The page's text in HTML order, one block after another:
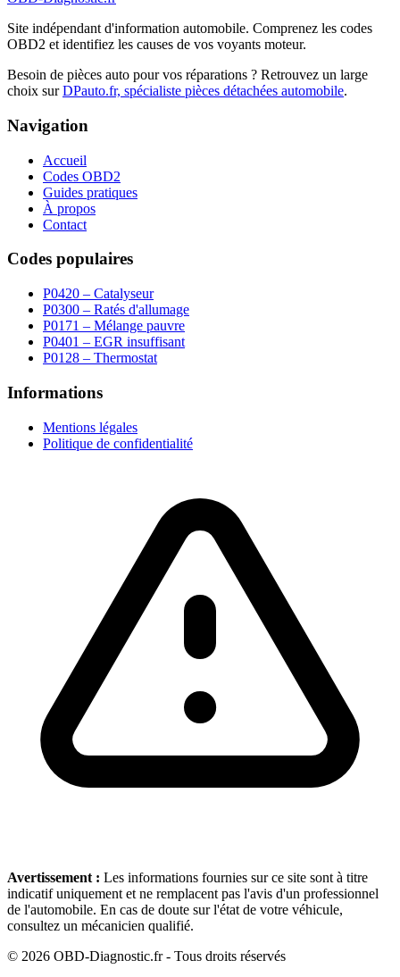
Site indépendant d'information automobile. Comprenez les codes
OBD2 et identifiez les causes de vos voyants moteur.
Besoin de pièces auto pour vos réparations ? Retrouvez un large
choix sur DPauto.fr, spécialiste pièces détachées automobile.
Navigation
Accueil
Codes OBD2
Guides pratiques
À propos
Contact
Codes populaires
P0420 – Catalyseur
P0300 – Ratés d'allumage
P0171 – Mélange pauvre
P0401 – EGR insuffisant
P0128 – Thermostat
Informations
Mentions légales
Politique de confidentialité
Avertissement : Les informations fournies sur ce site sont à titre
indicatif uniquement et ne remplacent pas l'avis d'un professionnel
de l'automobile. En cas de doute sur l'état de votre véhicule,
consultez un mécanicien qualifié.
© 2026 OBD-Diagnostic.fr - Tous droits réservés